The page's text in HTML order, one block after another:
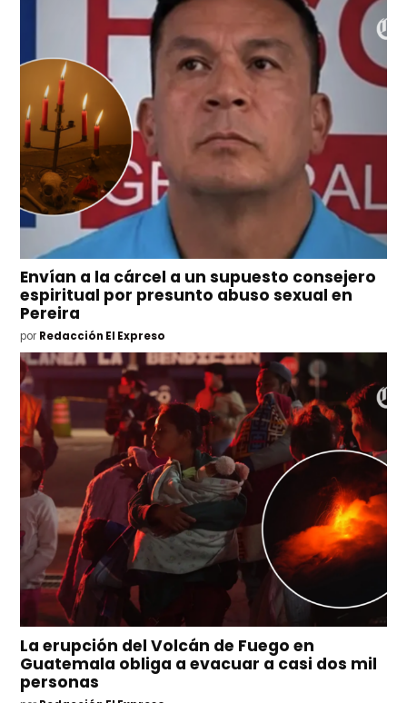
Envían a la cárcel a un supuesto consejero
espiritual por presunto abuso sexual en
Pereira
por Redacción El Expreso
La erupción del Volcán de Fuego en
Guatemala obliga a evacuar a casi dos mil
personas